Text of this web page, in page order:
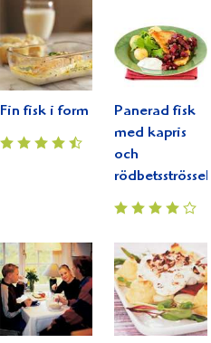
Fin fisk i form
Panerad fisk
med kapris
och
rödbetsströssel